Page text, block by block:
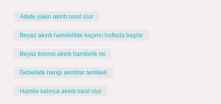
Adete yakın akıntı nasıl olur
Beyaz akıntı hamilelikte kaçıncı haftada başlar
Beyaz kremsi akıntı hamilelik mi
Gebelikte hangi akıntılar tehlikeli
Hamile kalınca akıntı nasıl olur